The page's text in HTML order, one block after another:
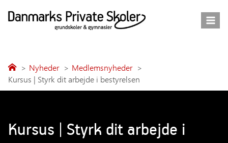
Nyheder
Medlemsnyheder
Kursus | Styrk dit arbejde i bestyrelsen
Kursus | Styrk dit arbejde i